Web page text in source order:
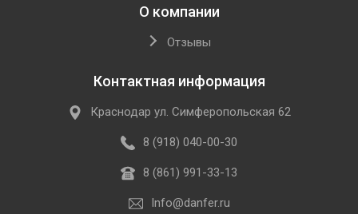
О компании
Отзывы
Контактная информация
Краснодар ул. Симферопольская 62
8 (918) 040-00-30
8 (861) 991-33-13
Info@danfer.ru